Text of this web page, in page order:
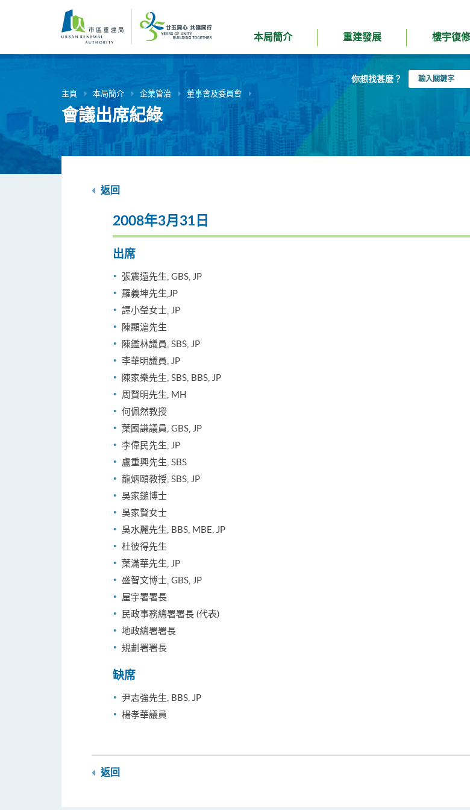
內
本局簡介 重建發展 樓宇復
你想找甚麼？
入
主頁 本局簡介 企業管治 董事會及委員會
會議出席紀綠
返回
2008年3月31日
出席
張震遠先生, GBS, JP
羅義坤先生,JP
譚小瑩女士, JP
陳顯滬先生
陳鑑林議員, SBS, JP
李華明議員, JP
陳家樂先生, SBS, BBS, JP
周賢明先生, MH
何佩然教授
葉國謙議員, GBS, JP
李偉民先生, JP
盧重興先生, SBS
龍炳頤教授, SBS, JP
吳家鎚博士
吳家賢女士
吳水麗先生, BBS, MBE, JP
杜彼得先生
葉滿華先生, JP
盛智文博士, GBS, JP
屋宇署署長
民政事務總署署長 (代表)
地政總署署長
規劃署署長
缺席
尹志強先生, BBS, JP
楊孝華議員
返回